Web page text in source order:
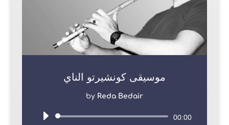
موسيقى كونشيرتو الناي
by Reda Bedair
Audio
00:00